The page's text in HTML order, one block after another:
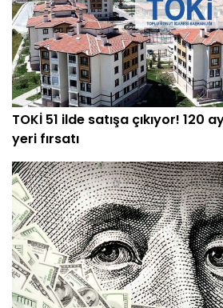
TOKİ 51 ilde satışa çıkıyor! 120
yeri fırsatı